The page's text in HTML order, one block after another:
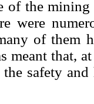
of the
were
of them
meant that,
safety